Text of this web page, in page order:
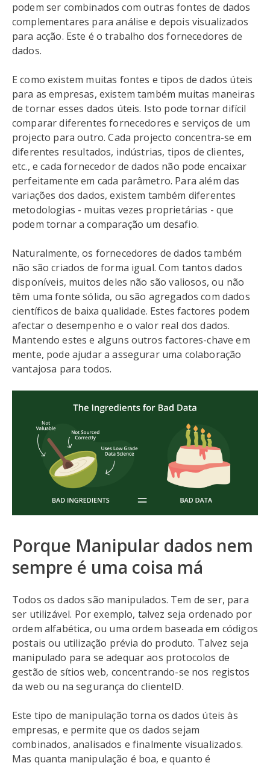
podem ser combinados com outras fontes de dados
complementares para análise e depois visualizados
para acção. Este é o trabalho dos fornecedores de
dados.
E como existem muitas fontes e tipos de dados úteis
para as empresas, existem também muitas maneiras
de tornar esses dados úteis. Isto pode tornar difícil
comparar diferentes fornecedores e serviços de um
projecto para outro. Cada projecto concentra-se em
diferentes resultados, indústrias, tipos de clientes,
etc., e cada fornecedor de dados não pode encaixar
perfeitamente em cada parâmetro. Para além das
variações dos dados, existem também diferentes
metodologias - muitas vezes proprietárias - que
podem tornar a comparação um desafio.
Naturalmente, os fornecedores de dados também
não são criados de forma igual. Com tantos dados
disponíveis, muitos deles não são valiosos, ou não
têm uma fonte sólida, ou são agregados com dados
científicos de baixa qualidade. Estes factores podem
afectar o desempenho e o valor real dos dados.
Mantendo estes e alguns outros factores-chave em
mente, pode ajudar a assegurar uma colaboração
vantajosa para todos.
Porque Manipular dados nem
sempre é uma coisa má
Todos os dados são manipulados. Tem de ser, para
ser utilizável. Por exemplo, talvez seja ordenado por
ordem alfabética, ou uma ordem baseada em códigos
postais ou utilização prévia do produto. Talvez seja
manipulado para se adequar aos protocolos de
gestão de sítios web, concentrando-se nos registos
da web ou na segurança do clienteID.
Este tipo de manipulação torna os dados úteis às
empresas, e permite que os dados sejam
combinados, analisados e finalmente visualizados.
Mas quanta manipulação é boa, e quanto é